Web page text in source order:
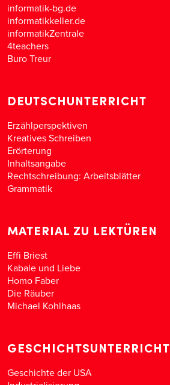
informatik-bg.de
informatikkeller.de
informatikZentrale
4teachers
Buro Treur
DEUTSCHUNTERRICHT
Erzählperspektiven
Kreatives Schreiben
Erörterung
Inhaltsangabe
Rechtschreibung: Arbeitsblätter
Grammatik
MATERIAL ZU LEKTÜREN
Effi Briest
Kabale und Liebe
Homo Faber
Die Räuber
Michael Kohlhaas
GESCHICHTSUNTERRICHT
Geschichte der USA